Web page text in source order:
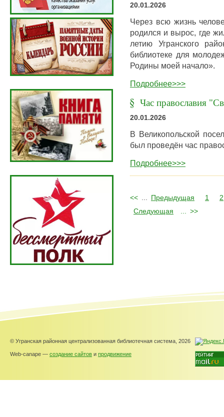
20.01.2026
Через всю жизнь
родился и вырос, где
летию Угранского
библиотеке для
Родины моей начало».
Подробнее>>>
Час православия
20.01.2026
В Великопольской
был проведён час
Подробнее>>>
<< Предыдущая 1
2
Следующая
>>
© Угранская районная централизованная библиотечная система, 2026
Web-canape — создание сайтов и продвижение